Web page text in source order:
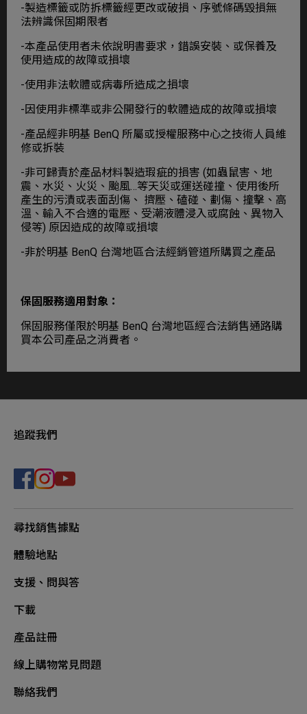
-製造標籤或防拆標籤經更改或破損、序號條碼毀損無
法辨識保固期限者
-本產品使用者未依說明書要求，錯誤安裝、或保養及
使用造成的故障或損壞
-使用非法軟體或病毒所造成之損壞
-因使用非標準或非公開發行的軟體造成的故障或損壞
-產品經非明基 BenQ 所屬或授權服務中心之技術人員維
修或拆裝
-非可歸責於產品材料製造瑕疵的損害 (如蟲鼠害、地
震、水災、火災、颱風…等天災或運送碰撞、使用後所
產生的污漬或表面刮傷、 擠壓、磕碰、劃傷、撞擊、高
溫、輸入不合適的電壓、受潮液體浸入或腐蝕、異物入
侵等) 原因造成的故障或損壞
-非於明基 BenQ 台灣地區合法經銷管道所購買之產品
保固服務適用對象：
保固服務僅限於明基 BenQ 台灣地區經合法銷售通路購
買本公司產品之消費者。
追蹤我們
尋找銷售據點
體驗地點
支援、問與答
下載
產品註冊
線上購物常見問題
聯絡我們